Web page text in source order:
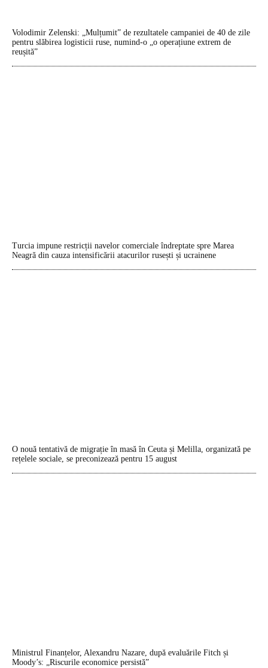
Volodimir Zelenski: „Mulțumit” de rezultatele campaniei de 40 de zile
pentru slăbirea logisticii ruse, numind-o „o operațiune extrem de
reușită”
Turcia impune restricții navelor comerciale îndreptate spre Marea
Neagră din cauza intensificării atacurilor rusești și ucrainene
O nouă tentativă de migrație în masă în Ceuta și Melilla, organizată pe
rețelele sociale, se preconizează pentru 15 august
Ministrul Finanțelor, Alexandru Nazare, după evaluările Fitch și
Moody’s: „Riscurile economice persistă”